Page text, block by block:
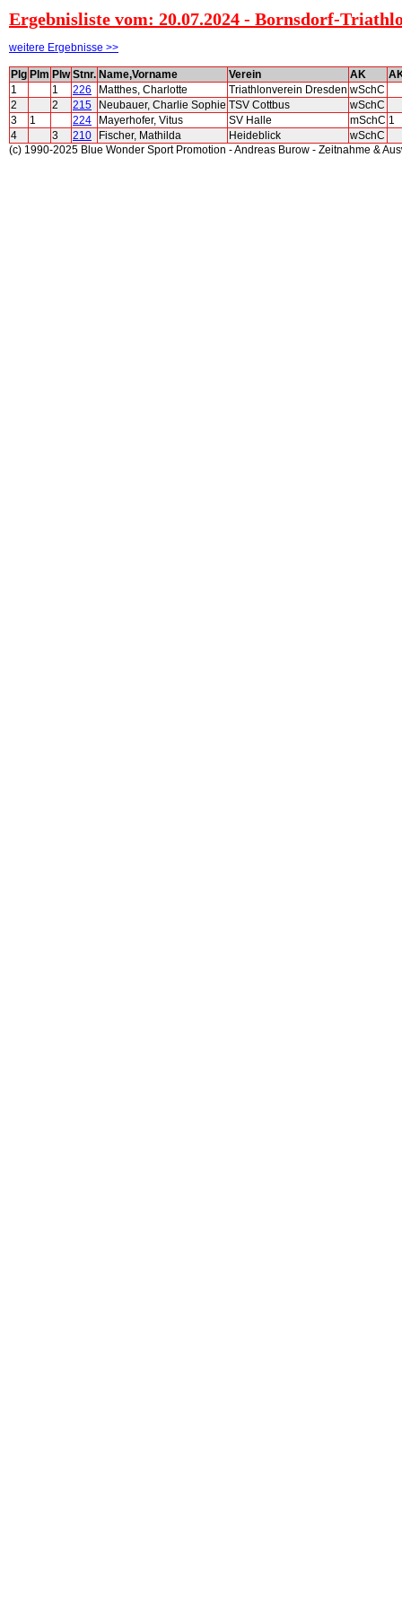
Ergebnisliste vom: 20.07.2024 - Bornsdorf-
weitere Ergebnisse >>
Plg Plm Plw Stnr. Name,Vorname Verein AK
1
1 226 Matthes, Charlotte Triathlonverein Dresden wSchC
2
2 215 Neubauer, Charlie Sophie TSV Cottbus
wSchC
3
1 224 Mayerhofer, Vitus SV Halle mSchC 1
4
3 210 Fischer, Mathilda Heideblick
wSchC
(c) 1990-2025 Blue Wonder Sport Promotion - Andreas Burow - Zeitnahme &